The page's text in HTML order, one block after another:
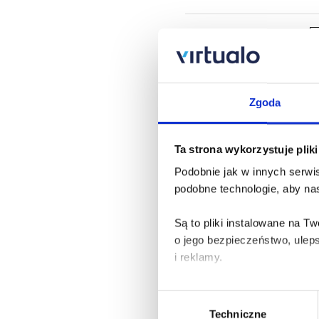
Zgoda
Ta strona wykorzystuje
Podobnie jak w innych
podobne technologie, aby
Są to pliki instalowane na
o jego bezpieczeństwo,
i reklamy.
Poza plikami, które są nam
Twojej zgody.
Techniczne